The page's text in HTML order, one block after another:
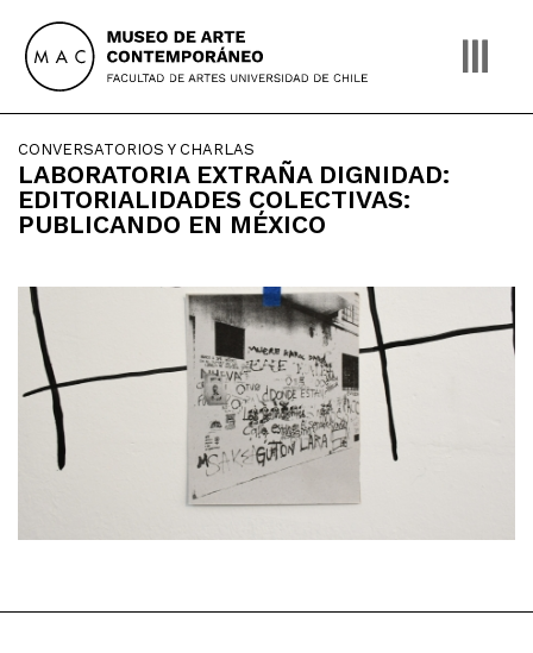
content
CONVERSATORIOS Y CHARLAS
LABORATORIA EXTRAÑA DIGNIDAD:
EDITORIALIDADES COLECTIVAS:
PUBLICANDO EN MÉXICO